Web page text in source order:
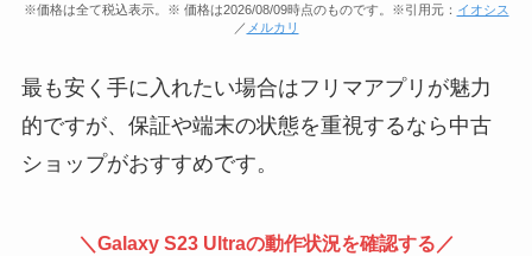
※価格は全て税込表示。※ 価格は2026/08/09時点のものです。※引用元： イオシス
／ メルカリ
最も安く手に入れたい場合はフリマアプリが魅力
的ですが、保証や端末の状態を重視するなら中古
ショップがおすすめです。
＼Galaxy S23 Ultraの動作状況を確認する／